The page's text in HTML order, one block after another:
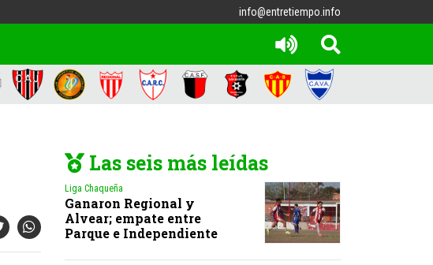
info@entretiempo.info
Las seis más leídas
Liga Chaqueña
Ganaron Regional y
Alvear; empate entre
Parque e Independiente